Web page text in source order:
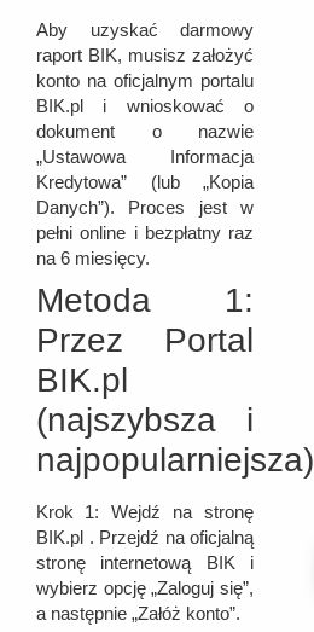
Aby uzyskać darmowy
raport BIK, musisz założyć
konto na oficjalnym portalu
BIK.pl i wnioskować o
dokument o nazwie
„Ustawowa Informacja
Kredytowa” (lub „Kopia
Danych”). Proces jest w
pełni online i bezpłatny raz
na 6 miesięcy.
Metoda 1:
Przez Portal
BIK.pl
(najszybsza i
najpopularniejsza)
Krok 1: Wejdź na stronę
BIK.pl . Przejdź na oficjalną
stronę internetową BIK i
wybierz opcję „Zaloguj się”,
a następnie „Załóż konto”.